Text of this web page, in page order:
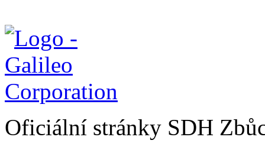
Oficiální stránky SDH